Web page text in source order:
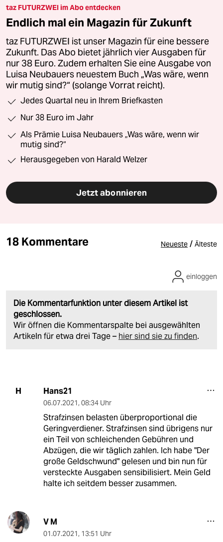
taz FUTURZWEI im Abo entdecken
Endlich mal ein Magazin für Zukunft
taz FUTURZWEI ist unser Magazin für eine bessere
Zukunft. Das Abo bietet jährlich vier Ausgaben für
nur 38 Euro. Zudem erhalten Sie eine Ausgabe von
Luisa Neubauers neuestem Buch „Was wäre, wenn
wir mutig sind?“ (solange Vorrat reicht).
Jedes Quartal neu in Ihrem Briefkasten
Nur 38 Euro im Jahr
Als Prämie Luisa Neubauers „Was wäre, wenn wir
mutig sind?“
Herausgegeben von Harald Welzer
Jetzt abonnieren
18 Kommentare Neueste / Älteste
Die Kommentarfunktion unter diesem Artikel ist
geschlossen.
Wir öffnen die Kommentarspalte bei ausgewählten
Artikeln für etwa drei Tage – hier sind sie zu finden.
einloggen
H Hans21
06.07.2021, 08:34 Uhr
Strafzinsen belasten überproportional die
Geringverdiener. Strafzinsen sind übrigens nur
ein Teil von schleichenden Gebühren und
Abzügen, die wir täglich zahlen. Ich habe "Der
große Geldschwund" gelesen und bin nun für
versteckte Ausgaben sensibilisiert. Mein Geld
halte ich seitdem besser zusammen.
V M
01.07.2021, 13:51 Uhr